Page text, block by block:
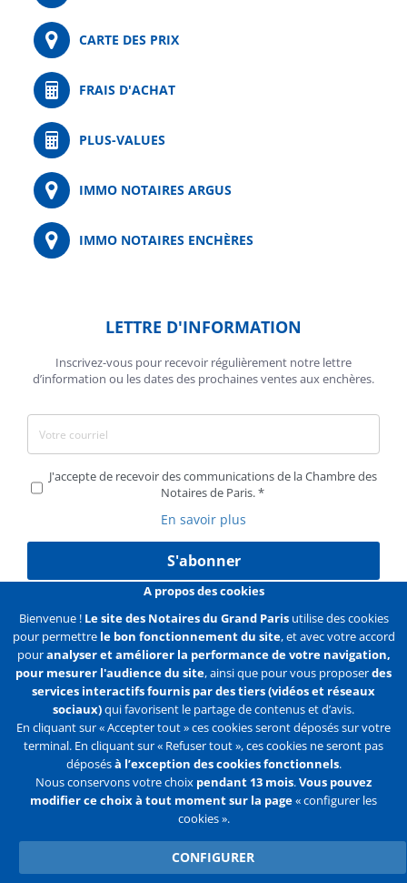
CARTE DES PRIX
FRAIS D'ACHAT
PLUS-VALUES
IMMO NOTAIRES ARGUS
IMMO NOTAIRES ENCHÈRES
LETTRE D'INFORMATION
Inscrivez-vous pour recevoir régulièrement notre lettre
d’information ou les dates des prochaines ventes aux enchères.
J'accepte de recevoir des communications de la Chambre des
Notaires de Paris.
En savoir plus
S'abonner
Liens Mentions légales Données personnelles
Politique des cookies Configurer les cookies
Liens
2e
ligne
Accueil Contact Plan du site
Flux
FacebookYoutube
Twitter
A propos des cookies
Bienvenue ! Le site des Notaires du Grand Parisutilise des cookies
pour permettre le bon fonctionnement du site, et avec votre accord
pouranalyser et améliorer la performance de votre navigation,
pour mesurer l'audience du site, ainsi que pour vous proposerdes
services interactifs fournis par des tiers (vidéos et réseaux
sociaux)qui favorisent le partage de contenus et d’avis.
En cliquant sur « Accepter tout » ces cookies seront déposés sur votre
terminal. En cliquant sur « Refuser tout », ces cookies ne seront pas
déposésà l’exception des cookies fonctionnels.
Nous conservons votre choix pendant 13 mois.Vous pouvez
modifier ce choix à tout moment sur la page« configurer les
cookies ».
CONFIGURER